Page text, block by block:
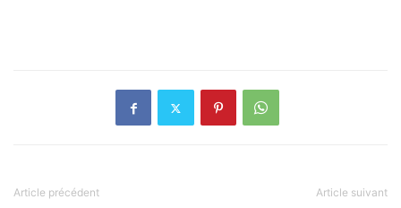
Article précédent Article suivant